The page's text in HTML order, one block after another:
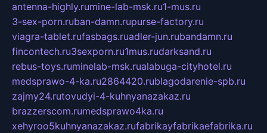
antenna-highly.rumine-lab-msk.ru1-mus.ru
3-sex-porn.ruban-damn.rupurse-factory.ru
viagra-tablet.rufasbags.ruadler-jun.rubandamn.ru
fincontech.ru3sexporn.ru1mus.rudarksand.ru
rebus-toys.ruminelab-msk.rualabuga-cityhotel.ru
medsprawo-4-ka.ru2864420.rublagodarenie-spb.ru
zajmy24.rutovudyi-4-kuhnyanazakaz.ru
brazzerscom.rumedsprawo4ka.ru
xehyroo5kuhnyanazakaz.rufabrikayfabrikaefabrika.ru